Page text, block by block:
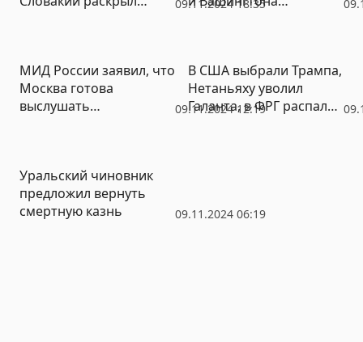
09.11.2024 18:35
09.11.2024 12:19
МИД России заявил, что
Москва готова
выслушать
В США выбрали Трампа,
Нетаньяху уволил
Галанта, в ФРГ распался
09.11.2024 06:19
Уральский чиновник
предложил вернуть
смертную казнь